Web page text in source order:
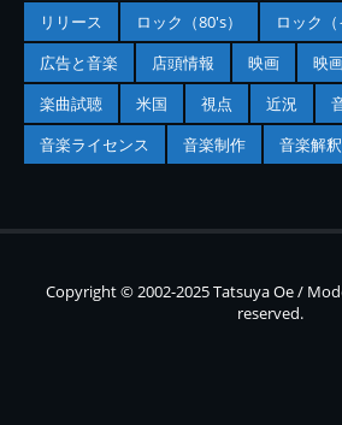
リリース
ロック（80's） ロック（
広告と音楽
店頭情報 映画 映
楽曲試聴
米国 視点 近況
音楽ライセンス
音楽制作 音楽解釈
Copyright © 2002-2025 Tatsuya Oe /
reserved.